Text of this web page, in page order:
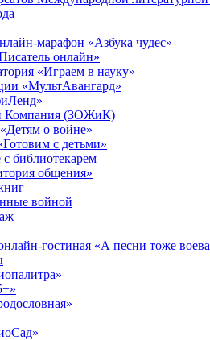
марафон «Азбука чудес»
онлайн»
«Играем в науку»
«МультАвангард»
Компания (ЗОЖиК)
о войне»
с детьми»
библиотекарем
общения»
войной
гостиная «А песни тоже